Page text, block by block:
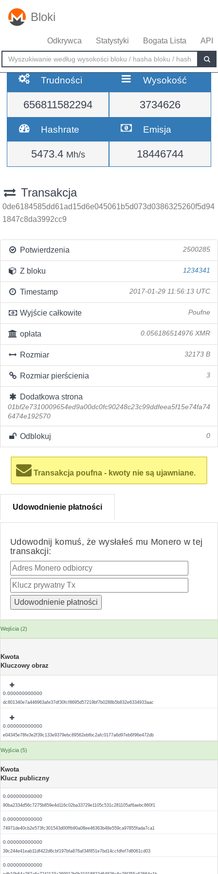
Bloki
Odkrywca Statystyki Bogata Lista API
Trudności
656811582294
Wysokość
3734626
Hashrate
5473.4 Mh/s
Emisja
18446744
Transakcja
0de6184585dd61ad15d6e045061b5d073d0386325260f5d94
1847c8da3992cc9
Potwierdzenia 2500285
Z bloku 1234341
Timestamp 2017-01-29 11:56:13 UTC
Wyjście całkowite Poufne
opłata 0.056186514976 XMR
Rozmiar 32173 B
Rozmiar pierścienia 3
Dodatkowa strona
01bf2e7310009654ed9a00dc0fc90248c23c99ddfeea5f15e74fa74
6474e192570
Odblokuj 0
Transakcja poufna - kwoty nie są ujawniane.
Udowodnienie płatności
Udowodnij komuś, że wysłałeś mu Monero w tej
transakcji:
Wejścia (2)
Kwota
Kluczowy obraz
0.000000000000
dc801340e7a446963afe37df30fcf8695d57219bf7b0288b5b832e6334933aac
0.000000000000
e04345e78fe3e2f39c133e9379ebc89562ebfbc2afc0177a6d97eb6f96e472db
Wyjścia (5)
Kwota
Klucz publiczny
0.000000000000
90ba2334d56c7275b859e4d116c02ba33729e1105c531c281105af6aebc860f1
0.000000000000
74971de40cb2e573fc301543d00ffb90a08ee46363b48e559ca97855fada7ca1
0.000000000000
39c244e41eab11df422d6cbf197bfa876af34f851e7bd14ccfdfef7d6061cd03
0.000000000000